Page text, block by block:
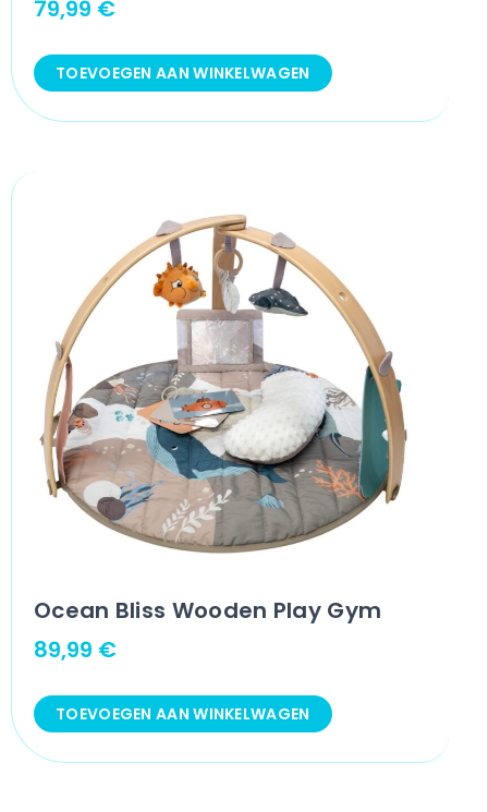
79,99 €
TOEVOEGEN AAN WINKELWAGEN
Ocean Bliss Wooden Play Gym
89,99 €
TOEVOEGEN AAN WINKELWAGEN